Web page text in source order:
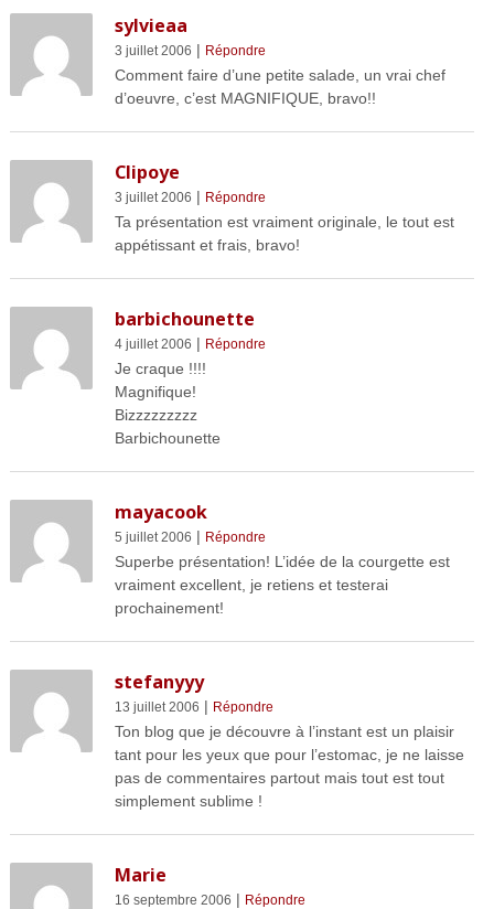
sylvieaa
3 juillet 2006 | Répondre
Comment faire d’une petite salade, un vrai chef
d’oeuvre, c’est MAGNIFIQUE, bravo!!
Clipoye
3 juillet 2006 | Répondre
Ta présentation est vraiment originale, le tout est
appétissant et frais, bravo!
barbichounette
4 juillet 2006 | Répondre
Je craque !!!!
Magnifique!
Bizzzzzzzzz
Barbichounette
mayacook
5 juillet 2006 | Répondre
Superbe présentation! L’idée de la courgette est
vraiment excellent, je retiens et testerai
prochainement!
stefanyyy
13 juillet 2006 | Répondre
Ton blog que je découvre à l’instant est un plaisir
tant pour les yeux que pour l’estomac, je ne laisse
pas de commentaires partout mais tout est tout
simplement sublime !
Marie
16 septembre 2006 | Répondre